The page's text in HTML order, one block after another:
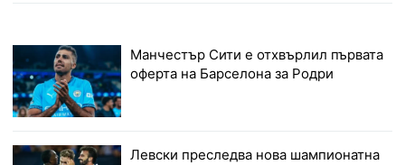
Манчестър Сити е отхвърлил първата
оферта на Барселона за Родри
Левски преследва нова шампионатна